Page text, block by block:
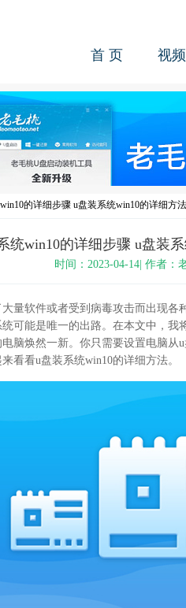
首 页 视
的详细步骤 u盘装系统win10的详细方法
统win10的详细步骤 u盘装
时间：2023-04-14| 作者：
量软件或者受到病毒攻击而出现各
可能是唯一的出路。在本文中，我
脑焕然一新。你只需要设置电脑从
看看u盘装系统win10的详细方法。